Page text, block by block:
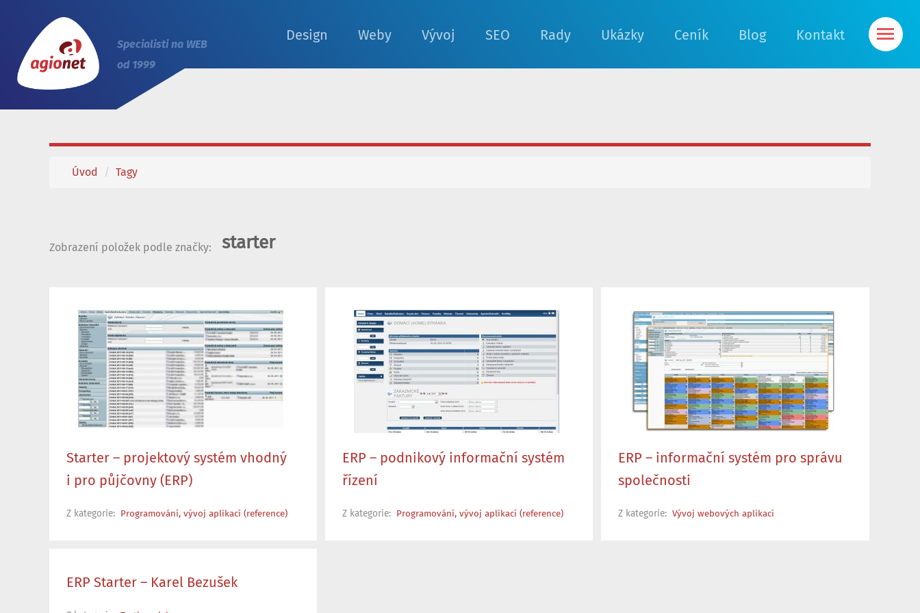
Specialisti na WEB
od 1999
Design Weby Vývoj SEO Rady Ukázky Ceník Blog Kontakt
Úvod / Tagy
Zobrazení položek podle značky: starter
Starter – projektový systém vhodný
i pro půjčovny (ERP)
Z kategorie: Programování, vývoj aplikací (reference)
ERP – podnikový informační systém
řízení
Z kategorie: Programování, vývoj aplikací (reference)
ERP – informační systém pro správu
společnosti
Z kategorie: Vývoj webových aplikací
ERP Starter – Karel Bezušek